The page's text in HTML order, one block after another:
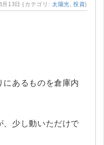
月13日 (カテゴリ: 太陽光 ,投資)
あるものを倉庫内
、少し動いただけで